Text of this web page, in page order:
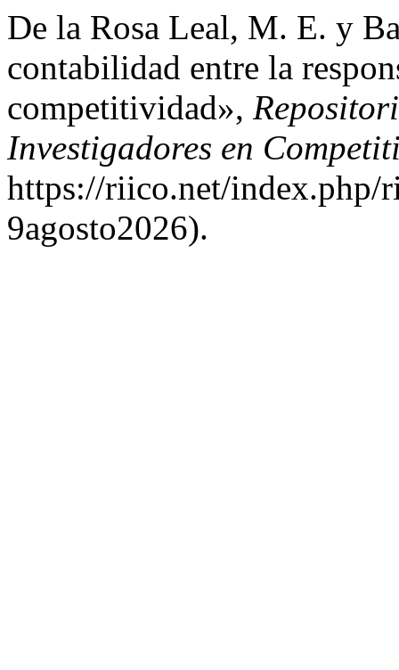
De la Rosa Leal, M. E. y
contabilidad entre la
competitividad»,
Investigadores en
https://riico.net/
9agosto2026).